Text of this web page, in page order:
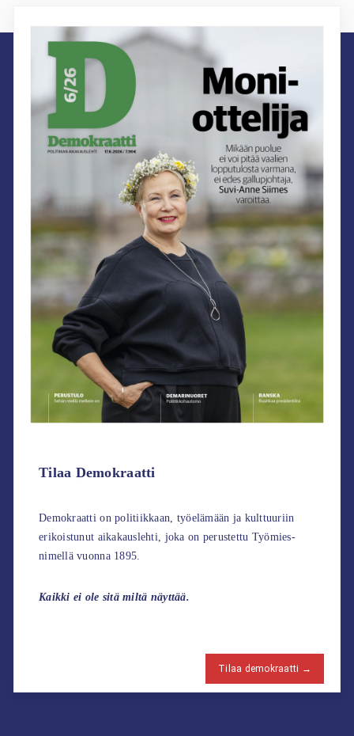
Tilaa Demokraatti
Demokraatti on politiikkaan, työelämään ja kulttuuriin
erikoistunut aikakauslehti, joka on perustettu Työmies-
nimellä vuonna 1895.
Kaikki ei ole sitä miltä näyttää.
Tilaa demokraatti →